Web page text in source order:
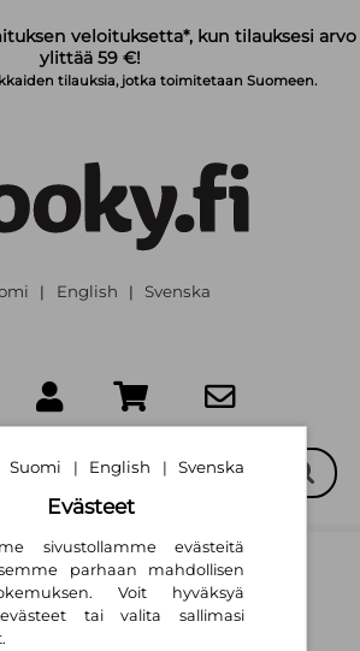
veloituksetta*, kun tilauksesi arvo
ylittää 59 €!
tilauksia, jotka toimitetaan Suomeen.
| English | Svenska
sienikirja
Jansson Tove Jansson (kuv.)
Suomi | English | Svenska
Evästeet
sivustollamme evästeitä
parhaan mahdollisen
Voit hyväksyä
tai valita sallimasi